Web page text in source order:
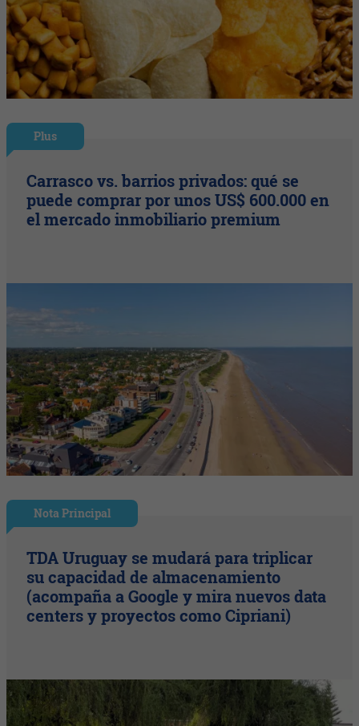
Plus
Carrasco vs. barrios privados: qué se
puede comprar por unos US$ 600.000 en
el mercado inmobiliario premium
Nota Principal
TDA Uruguay se mudará para triplicar
su capacidad de almacenamiento
(acompaña a Google y mira nuevos data
centers y proyectos como Cipriani)